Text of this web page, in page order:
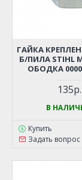
ГАЙКА
Б/ПИЛА STIHL
ОБОДКА
135р.
В
Купить
Задать вопрос